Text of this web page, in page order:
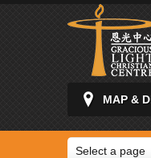
MAP &
Select a page